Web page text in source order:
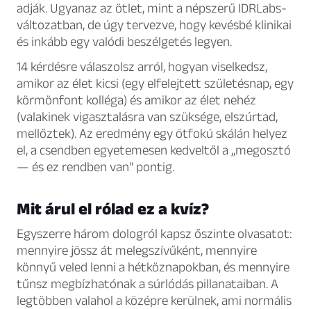
adják. Ugyanaz az ötlet, mint a népszerű IDRLabs-
változatban, de úgy tervezve, hogy kevésbé klinikai
és inkább egy valódi beszélgetés legyen.
14 kérdésre válaszolsz arról, hogyan viselkedsz,
amikor az élet kicsi (egy elfelejtett születésnap, egy
körmönfont kolléga) és amikor az élet nehéz
(valakinek vigasztalásra van szüksége, elszúrtad,
mellőztek). Az eredmény egy ötfokú skálán helyez
el, a csendben egyetemesen kedveltől a „megosztó
— és ez rendben van" pontig.
Mit árul el rólad ez a kvíz?
Egyszerre három dologról kapsz őszinte olvasatot:
mennyire jössz át melegszívűként, mennyire
könnyű veled lenni a hétköznapokban, és mennyire
tűnsz megbízhatónak a súrlódás pillanataiban. A
legtöbben valahol a középre kerülnek, ami normális